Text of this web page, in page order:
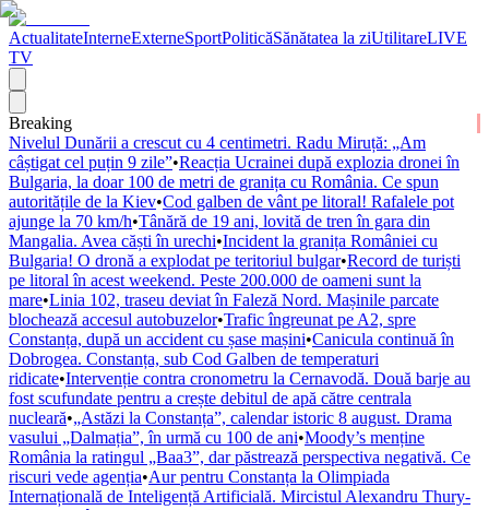
ActualitateInterneExterneSportPoliticăSănătatea la ziUtilitareLIVE
TV
Breaking
Nivelul Dunării a crescut cu 4 centimetri. Radu Miruță: „Am
câștigat cel puțin 9 zile”•Reacția Ucrainei după explozia dronei în
Bulgaria, la doar 100 de metri de granița cu România. Ce spun
autoritățile de la Kiev•Cod galben de vânt pe litoral! Rafalele pot
ajunge la 70 km/h•Tânără de 19 ani, lovită de tren în gara din
Mangalia. Avea căști în urechi•Incident la granița României cu
Bulgaria! O dronă a explodat pe teritoriul bulgar•Record de turiști
pe litoral în acest weekend. Peste 200.000 de oameni sunt la
mare•Linia 102, traseu deviat în Faleză Nord. Mașinile parcate
blochează accesul autobuzelor•Trafic îngreunat pe A2, spre
Constanța, după un accident cu șase mașini•Canicula continuă în
Dobrogea. Constanța, sub Cod Galben de temperaturi
ridicate•Intervenție contra cronometru la Cernavodă. Două barje au
fost scufundate pentru a crește debitul de apă către centrala
nucleară•„Astăzi la Constanța”, calendar istoric 8 august. Drama
vasului „Dalmația”, în urmă cu 100 de ani•Moody’s menține
România la ratingul „Baa3”, dar păstrează perspectiva negativă. Ce
riscuri vede agenția•Aur pentru Constanța la Olimpiada
Internațională de Inteligență Artificială. Mircistul Alexandru Thury-